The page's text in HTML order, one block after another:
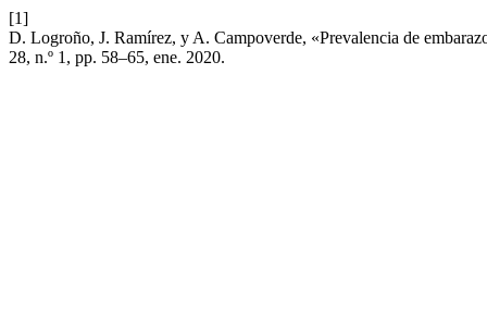
[1]
D. Logroño, J. Ramírez, y A. Campoverde, «Prevalencia de
28, n.º 1, pp. 58–65, ene. 2020.